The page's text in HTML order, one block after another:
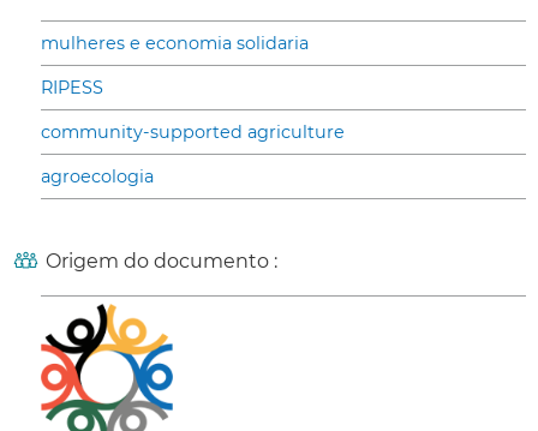
mulheres e economia solidaria
RIPESS
community-supported agriculture
agroecologia
Origem do documento :